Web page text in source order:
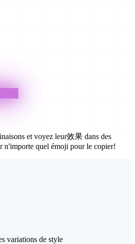
et voyez leur效果 dans des
n'importe quel émoji pour le copier!
variations de style